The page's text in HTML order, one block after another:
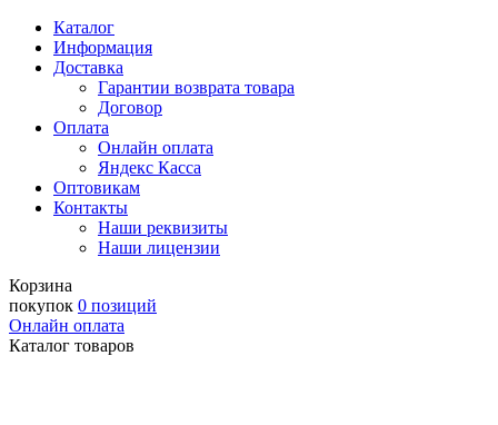
Каталог
Информация
Доставка
Гарантии возврата товара
Договор
Оплата
Онлайн оплата
Яндекс Касса
Оптовикам
Контакты
Наши реквизиты
Наши лицензии
Корзина
покупок 0 позиций
Онлайн оплата
Каталог товаров